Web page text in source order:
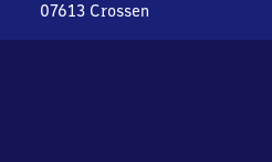
07613 Crossen